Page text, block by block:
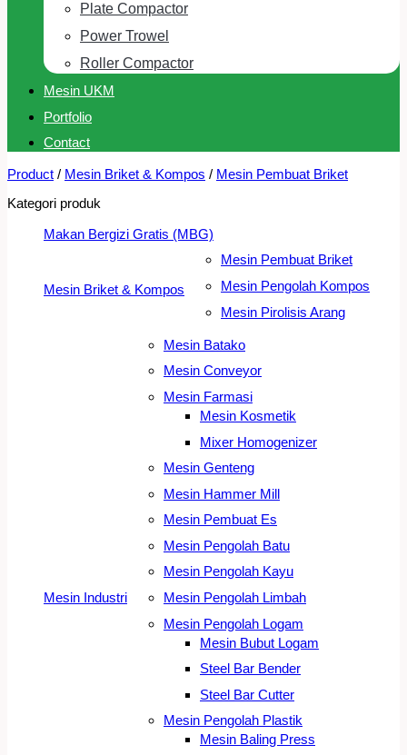
Plate Compactor
Power Trowel
Roller Compactor
Mesin UKM
Portfolio
Contact
Product / Mesin Briket & Kompos / Mesin Pembuat Briket
Kategori produk
Makan Bergizi Gratis (MBG)
Mesin Briket & Kompos
Mesin Pembuat Briket
Mesin Pengolah Kompos
Mesin Pirolisis Arang
Mesin Industri
Mesin Batako
Mesin Conveyor
Mesin Farmasi
Mesin Kosmetik
Mixer Homogenizer
Mesin Genteng
Mesin Hammer Mill
Mesin Pembuat Es
Mesin Pengolah Batu
Mesin Pengolah Kayu
Mesin Pengolah Limbah
Mesin Pengolah Logam
Mesin Bubut Logam
Steel Bar Bender
Steel Bar Cutter
Mesin Pengolah Plastik
Mesin Baling Press